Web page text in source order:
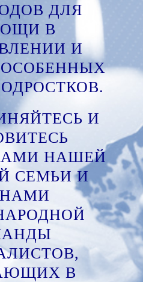
ДЛЯ
В
И
ОСОБЕННЫХ
И
НАШЕЙ
СЕМЬИ И
В